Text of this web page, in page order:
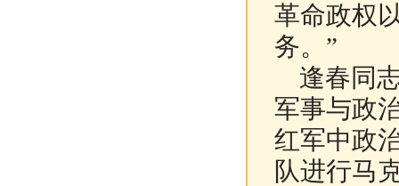
革命政权
务。”
逢春同
军事与政
红军中政
队进行马